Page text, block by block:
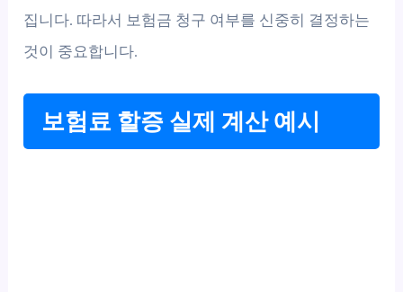
집니다. 따라서 보험금 청구 여부를 신중히 결정하는
것이 중요합니다.
보험료 할증 실제 계산 예시